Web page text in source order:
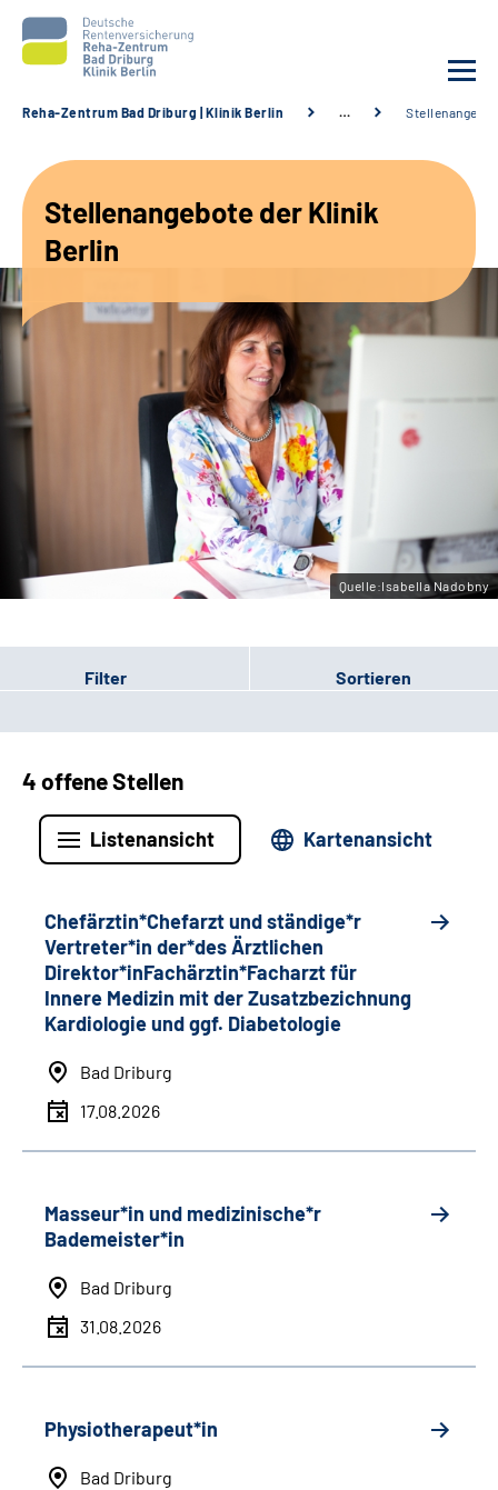
Unsere Angebote
Karriere
Leichte Sprache
Gebärdensprache
Reha-Zentrum Bad Driburg | Klinik Berlin …
Stellenangebote der Klinik
Berlin
Quelle:Isabella Nadobny
Filter Sortieren
4 offene Stellen
Listenansicht Kartenansicht
Chefärztin*Chefarzt und ständige*r
Vertreter*in der*des Ärztlichen
Direktor*inFachärztin*Facharzt für
Innere Medizin mit der Zusatzbezichnung
Kardiologie und ggf. Diabetologie
Bad Driburg
17.08.2026
Masseur*in und medizinische*r
Bademeister*in
Bad Driburg
31.08.2026
Physiotherapeut*in
Bad Driburg